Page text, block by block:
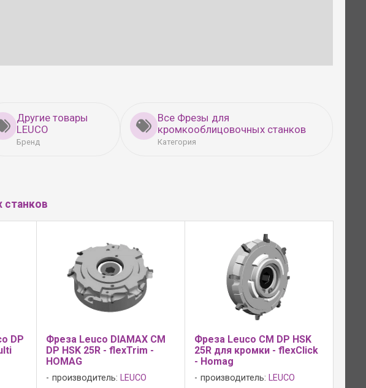
Другие товары
LEUCO
Бренд
Все Фрезы для
кромкооблицовочных станков
Категория
DP
Фреза Leuco DIAMAX CM
DP HSK 25R - flexTrim -
HOMAG
производитель: LEUCO
Фреза Leuco CM DP HSK
25R для кромки - flexClick
- Homag
производитель: LEUCO